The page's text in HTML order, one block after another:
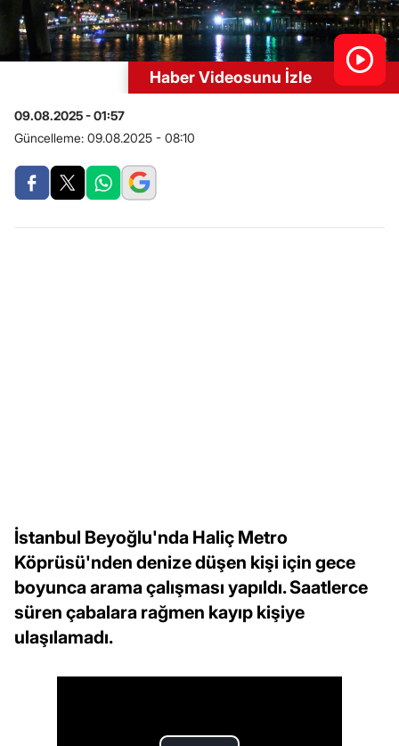
Haber Videosunu İzle
09.08.2025 - 01:57
Güncelleme: 09.08.2025 - 08:10
İstanbul Beyoğlu'nda Haliç Metro
Köprüsü'nden denize düşen kişi için gece
boyunca arama çalışması yapıldı. Saatlerce
süren çabalara rağmen kayıp kişiye
ulaşılamadı.